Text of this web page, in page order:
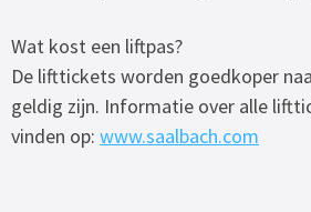
Wat kost een liftpas?
De lifttickets worden goedkoper
geldig zijn. Informatie over alle
vinden op: www.saalbach.com